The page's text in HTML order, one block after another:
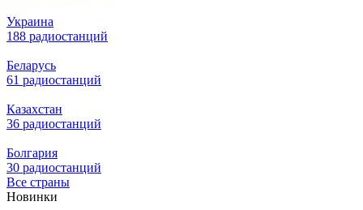
Украина
188 радиостанций
Беларусь
61 радиостанций
Казахстан
36 радиостанций
Болгария
30 радиостанций
Все страны
Новинки